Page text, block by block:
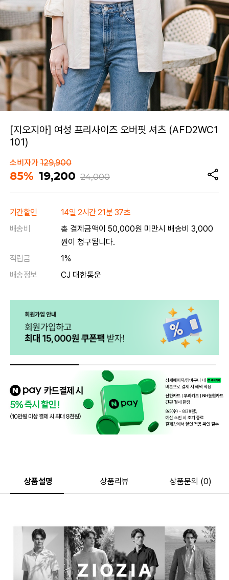
[지오지아] 여성 프리사이즈 오버핏 셔츠 (AFD2WC1
101)
소비자가129,900
85% 19,200 24,000
기간할인
14일 2시간 21분 37초
배송비
총 결제금액이 50,000원 미만시 배송비 3,000
원이 청구됩니다.
적립금
1%
배송정보
CJ 대한통운
상품설명 상품리뷰 상품문의 (0)